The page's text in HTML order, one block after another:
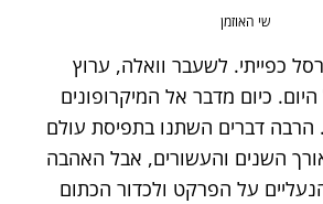
שי האוזמן
כפייתי. לשעבר וואלה, ערוץ
כיום מדבר אל המיקרופונים
הרבה דברים השתנו בתפיסת עולם
השנים והעשורים, אבל האהבה
על הפרקט ולכדור הכתום